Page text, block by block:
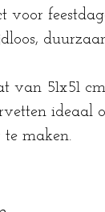
voor
van 51x51
ideaal
te maken.